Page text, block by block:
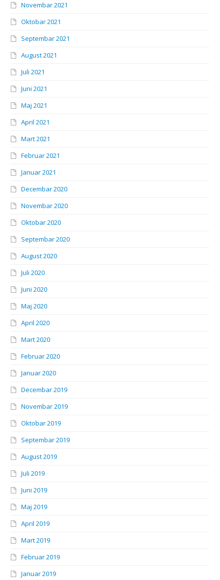
Novembar 2021
Oktobar 2021
Septembar 2021
August 2021
Juli 2021
Juni 2021
Maj 2021
April 2021
Mart 2021
Februar 2021
Januar 2021
Decembar 2020
Novembar 2020
Oktobar 2020
Septembar 2020
August 2020
Juli 2020
Juni 2020
Maj 2020
April 2020
Mart 2020
Februar 2020
Januar 2020
Decembar 2019
Novembar 2019
Oktobar 2019
Septembar 2019
August 2019
Juli 2019
Juni 2019
Maj 2019
April 2019
Mart 2019
Februar 2019
Januar 2019